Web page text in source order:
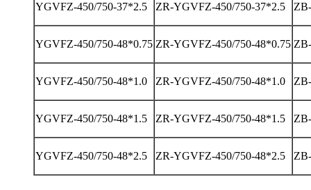
YGVFZ-450/750-37*2.5 ZR-YGVFZ-450/750-37*2.5
YGVFZ-450/750-48*0.75 ZR-YGVFZ-450/750-48*0.75
YGVFZ-450/750-48*1.0 ZR-YGVFZ-450/750-48*1.0
YGVFZ-450/750-48*1.5 ZR-YGVFZ-450/750-48*1.5
YGVFZ-450/750-48*2.5 ZR-YGVFZ-450/750-48*2.5